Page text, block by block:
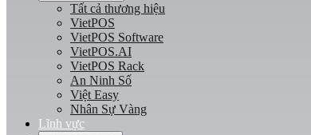
Tất cả thương hiệu
VietPOS
VietPOS Software
VietPOS.AI
VietPOS Rack
An Ninh Số
Việt Easy
Nhân Sự Vàng
Lĩnh vực